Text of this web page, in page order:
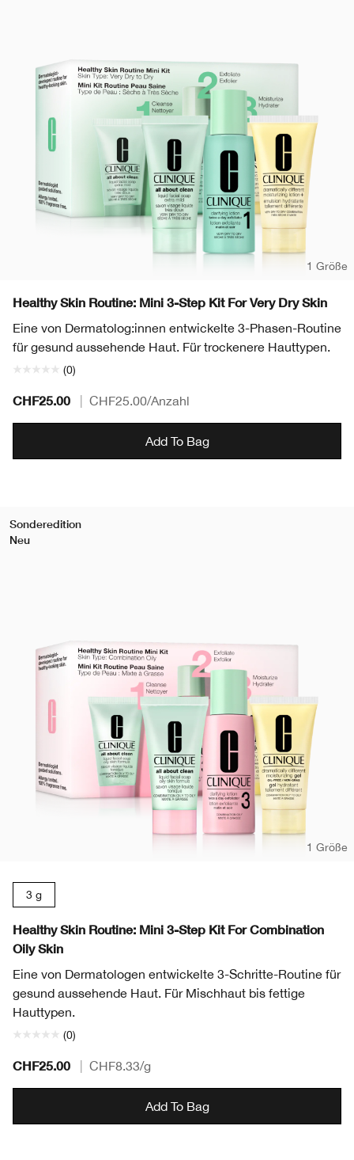
1 Größe
Healthy Skin Routine: Mini 3-Step Kit For Very Dry Skin
Eine von Dermatolog:innen entwickelte 3-Phasen-Routine
für gesund aussehende Haut. Für trockenere Hauttypen.
(0)
CHF25.00 CHF25.00/Anzahl
Add To Bag
Sonderedition
Neu
1 Größe
3 g
Healthy Skin Routine: Mini 3-Step Kit For Combination
Oily Skin
Eine von Dermatologen entwickelte 3-Schritte-Routine für
gesund aussehende Haut. Für Mischhaut bis fettige
Hauttypen.
(0)
CHF25.00 CHF8.33/g
Add To Bag